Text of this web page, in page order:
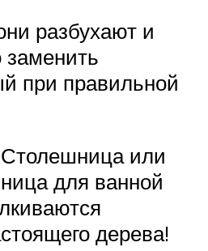
разбухают и
при правильной
или
для ванной
дерева!